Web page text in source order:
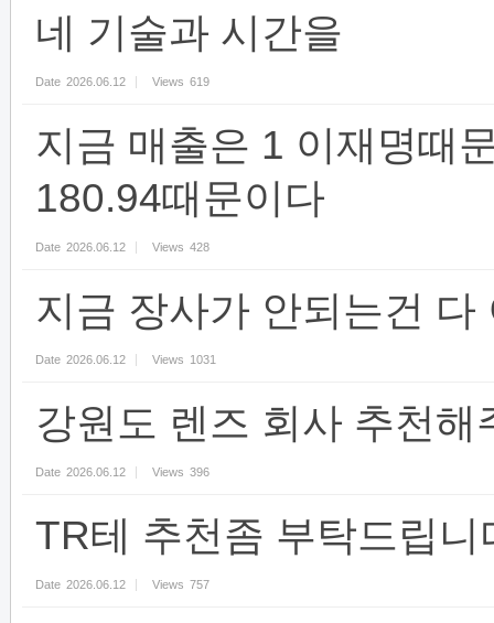
네 기술과 시간을
Date 2026.06.12 Views 619
지금 매출은 1 이재명때
180.94때문이다
Date 2026.06.12 Views 428
지금 장사가 안되는건 다
Date 2026.06.12 Views 1031
강원도 렌즈 회사 추천해
Date 2026.06.12 Views 396
TR테 추천좀 부탁드립니
Date 2026.06.12 Views 757